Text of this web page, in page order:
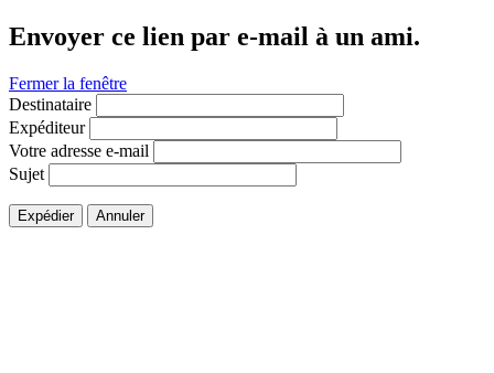
Envoyer ce lien par e-mail à un ami.
Fermer la fenêtre
Destinataire
Expéditeur
Votre adresse e-mail
Sujet
Expédier Annuler